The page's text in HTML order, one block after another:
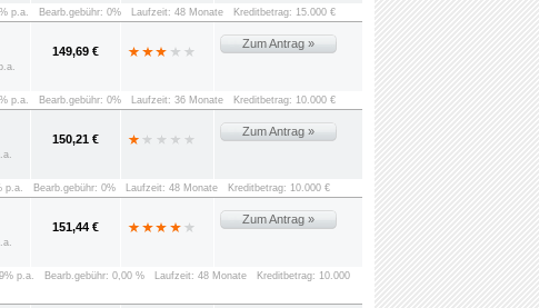
p.a. Bearb.gebühr: 0% Laufzeit: 48 Monate Kreditbetrag: 15.000 €
149,69 €
Zum Antrag »
p.a. Bearb.gebühr: 0% Laufzeit: 36 Monate Kreditbetrag: 10.000 €
150,21 €
Zum Antrag »
p.a. Bearb.gebühr: 0% Laufzeit: 48 Monate Kreditbetrag: 10.000 €
151,44 €
Zum Antrag »
p.a. Bearb.gebühr: 0,00 % Laufzeit: 48 Monate
Kreditbetrag: 10.000